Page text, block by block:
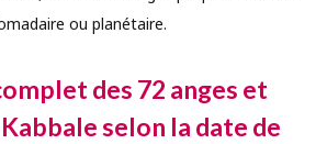
ou planétaire.
des 72 anges et
selon la date de